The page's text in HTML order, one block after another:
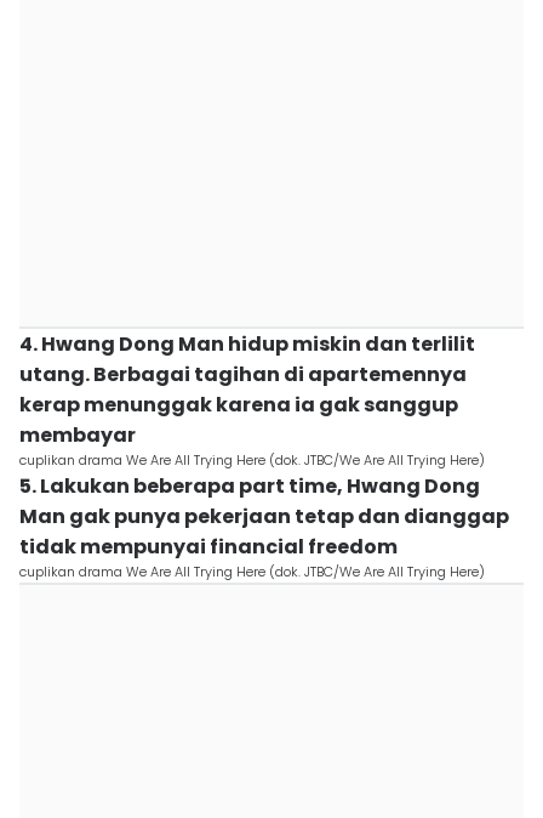
4. Hwang Dong Man hidup miskin dan terlilit
utang. Berbagai tagihan di apartemennya
kerap menunggak karena ia gak sanggup
membayar
cuplikan drama We Are All Trying Here (dok. JTBC/We Are All Trying Here)
5. Lakukan beberapa part time, Hwang Dong
Man gak punya pekerjaan tetap dan dianggap
tidak mempunyai financial freedom
cuplikan drama We Are All Trying Here (dok. JTBC/We Are All Trying Here)